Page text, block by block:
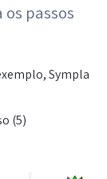
os passos
Sympla
(5)